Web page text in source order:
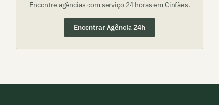
Encontre agências com serviço 24 horas em Cinfães.
Encontrar Agência 24h